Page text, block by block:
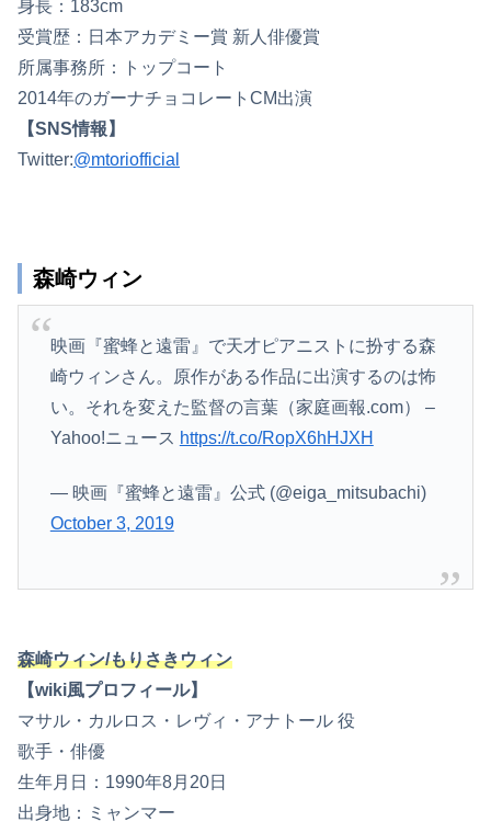
身長：183cm
受賞歴：日本アカデミー賞 新人俳優賞
所属事務所：トップコート
2014年のガーナチョコレートCM出演
【SNS情報】
Twitter:@mtoriofficial
森崎ウィン
映画『蜜蜂と遠雷』で天才ピアニストに扮する森
崎ウィンさん。原作がある作品に出演するのは怖
い。それを変えた監督の言葉（家庭画報.com） –
Yahoo!ニュース https://t.co/RopX6hHJXH
— 映画『蜜蜂と遠雷』公式 (@eiga_mitsubachi)
October 3, 2019
森崎ウィン/もりさきウィン
【wiki風プロフィール】
マサル・カルロス・レヴィ・アナトール 役
歌手・俳優
生年月日：1990年8月20日
出身地：ミャンマー